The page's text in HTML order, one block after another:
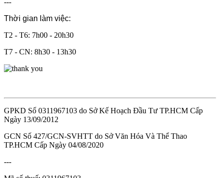
---
Thời gian làm việc:
T2 - T6: 7h00 - 20h30
T7 - CN: 8h30 - 13h30
GPKD Số 0311967103 do Sở Kế Hoạch Đầu Tư TP.HCM Cấp
Ngày 13/09/2012
GCN Số 427/GCN-SVHTT do Sở Văn Hóa Và Thể Thao
TP.HCM Cấp Ngày 04/08/2020
---